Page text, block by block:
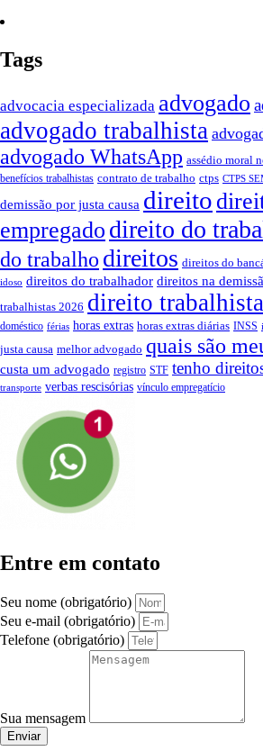
Tags
advocacia especializada advogado
advogado trabalhista
advogado WhatsApp assédio moral
benefícios trabalhistas contrato de trabalho ctps CTPS
demissão por justa causa direito
empregado direito do
do trabalho direitos direitos do
idoso direitos do trabalhador direitos na
trabalhistas 2026 direito trabalhista
doméstico férias horas extras horas extras diárias INSS
justa causa melhor advogado quais são
custa um advogado registro STF tenho
transporte verbas rescisórias vínculo empregatício
Entre em contato
Seu nome (obrigatório)
Seu e-mail (obrigatório)
Telefone (obrigatório)
Sua mensagem
Enviar